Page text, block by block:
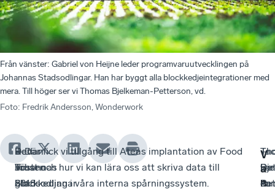
Från vänster: Gabriel von Heijne leder programvaruutvecklingen på
Johannas Stadsodlingar. Han har byggt alla blockkedjeintegrationer med
mera. Till höger ser vi Thomas Bjelkeman-Petterson, vd.
Foto: Fredrik Andersson, Wonderwork
–
Vi
gör
Det
Johannas
Stadsodlingar
Redan
hösten
2018
– Där fick vi tillgång till Ateas implantation av Food
Trust och hur vi kan lära oss att skriva data till
blockkedjan i våra interna spårningssystem.
–
V
a
n
en